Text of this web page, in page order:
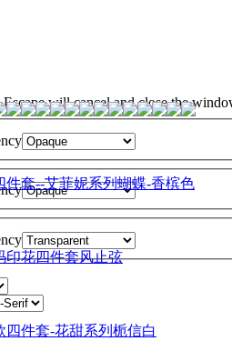
will cancel and close the
件套--艾菲妮系列蝴蝶-香槟色
印花四件套风止弦
四件套-花甜系列栀信白